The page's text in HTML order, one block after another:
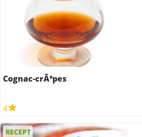
Cognac-crÃªpes
4
RECEPT